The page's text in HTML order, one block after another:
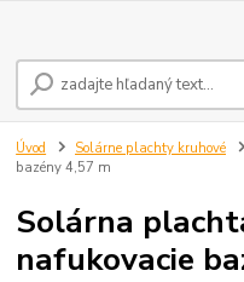
Úvod Solárne plachty kruhové
bazény 4,57 m
Solárna
nafukovacie